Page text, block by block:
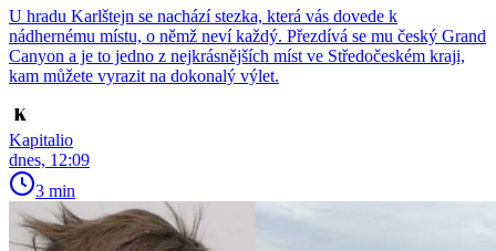
U hradu Karlštejn se nachází stezka, která vás dovede k
nádhernému místu, o němž neví každý. Přezdívá se mu český Grand
Canyon a je to jedno z nejkrásnějších míst ve Středočeském kraji,
kam můžete vyrazit na dokonalý výlet.
Kapitalio
dnes, 12:09
3 min